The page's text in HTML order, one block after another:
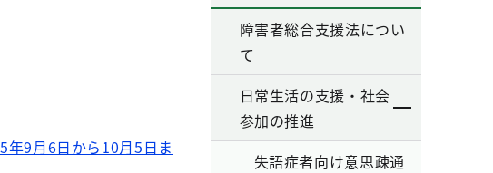
年9月6日から10月5日ま
障害者総合支援法につい
て
日常生活の支援・社会
参加の推進
失語症者向け意思疎通